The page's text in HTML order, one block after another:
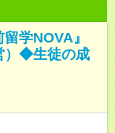
学NOVA』
）◆生徒の成